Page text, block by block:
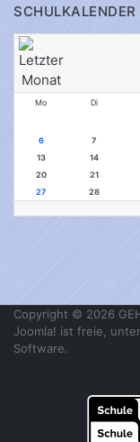
SCHULKALENDER
Mo Di
6
7
13
14
20
21
27
28
Copyright © 2026
Joomla! ist freie,
Software.